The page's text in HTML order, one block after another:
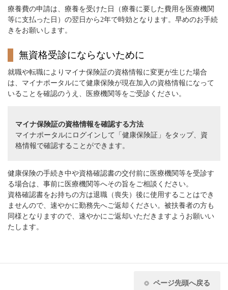
療養費の申請は、療養を受けた日（療養に要した費用を医療機関
等に支払った日）の翌日から2年で時効となります。早めのお手続
きをお願いします。
無資格受診にならないために
就職や転職によりマイナ保険証の資格情報に変更が生じた場合
は、マイナポータルにて健康保険が現在加入の資格情報になって
いることを確認のうえ、医療機関等をご受診ください。
マイナ保険証の資格情報を確認する方法
マイナポータルにログインして「健康保険証」をタップ、資
格情報で確認することができます。
健康保険の手続き中や資格確認書の交付前に医療機関等を受診す
る場合は、事前に医療機関等へその旨をご相談ください。
資格確認書をお持ちの方は退職（喪失）後に使用することはでき
ませんので、速やかに勤務先へご返却ください。被扶養者の方も
同様となりますので、速やかにご返却いただきますようお願いい
たします。
ページ先頭へ戻る